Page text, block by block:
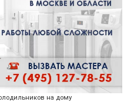
на дому